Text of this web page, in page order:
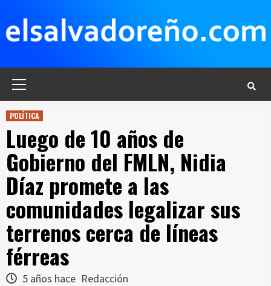
contenido
POLÍTICA
Luego de 10 años de
Gobierno del FMLN, Nidia
Díaz promete a las
comunidades legalizar sus
terrenos cerca de líneas
férreas
5 años hace Redacción